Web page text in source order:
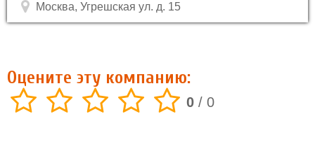
Москва, Угрешская ул. д. 15
Оцените эту компанию:
0 / 0